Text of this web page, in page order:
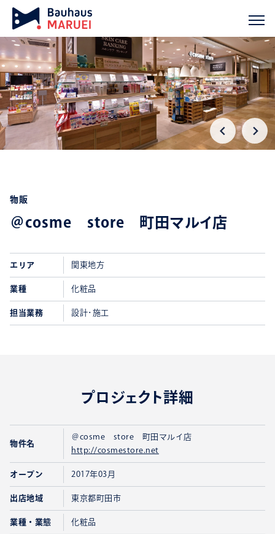
ホーム 実績紹介 chevron_right
物販
＠cosme store 町田マルイ店
エリア 関東地方
業種 化粧品
担当業務 設計･施工
プロジェクト詳細
物件名
＠cosme store 町田マルイ店
http://cosmestore.net
オープン 2017年03月
出店地域 東京都町田市
業種・業態 化粧品